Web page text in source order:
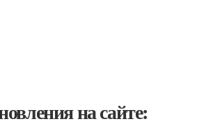
на сайте: